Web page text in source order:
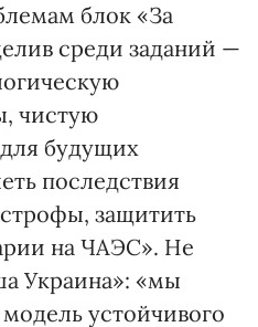
блок «За
среди заданий —
чистую
будущих
последствия
защитить
на ЧАЭС». Не
Украина»: «мы
устойчивого